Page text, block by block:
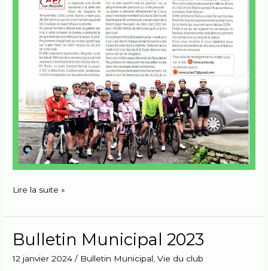
Lire la suite »
Bulletin Municipal 2023
12 janvier 2024/ Bulletin Municipal,Vie du club
Bulletin
2023